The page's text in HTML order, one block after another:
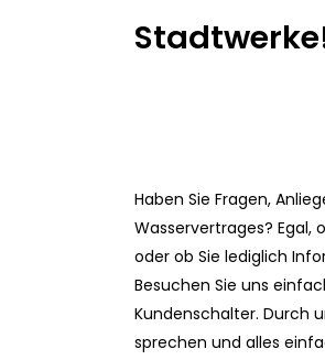
Haben Sie Fragen,
Wasservertrages?
oder ob Sie lediglich
Besuchen Sie uns
Kundenschalter. Durch
sprechen und alles